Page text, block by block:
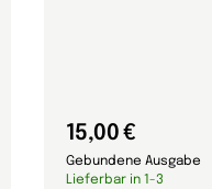
15,00 €
Gebundene Ausgabe
Lieferbar in 1-3